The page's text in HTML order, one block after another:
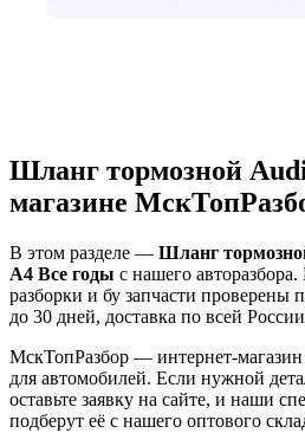
Шланг тормозной
магазине
В этом разделе — Шланг
A4 Все годы с нашего
разборки и бу запчасти проверены
до 30 дней, доставка по всей
МскТопРазбор — интернет-магазин
для автомобилей. Если нужной
оставьте заявку на сайте, и наши
подберут её с нашего оптового